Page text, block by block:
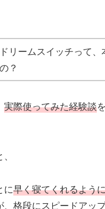
ドリームスイッチって
の？
実際使ってみた経験談
に早く寝てくれるよう
格段にスピードアップ